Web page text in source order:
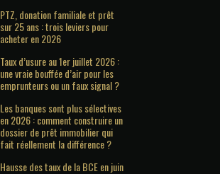
PTZ, donation familiale et prêt
sur 25 ans : trois leviers pour
acheter en 2026
Taux d’usure au 1er juillet 2026 :
une vraie bouffée d’air pour les
emprunteurs ou un faux signal ?
Les banques sont plus sélectives
en 2026 : comment construire un
dossier de prêt immobilier qui
fait réellement la différence ?
Hausse des taux de la BCE en juin